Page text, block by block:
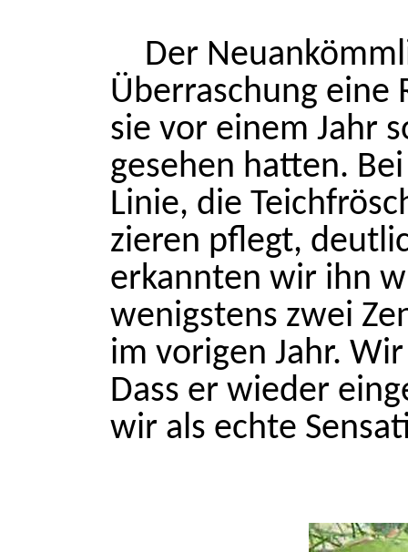
Der
Überraschung eine
sie vor einem Jahr
gesehen hatten.
Linie, die
zieren pflegt,
erkannten wir ihn
wenigstens zwei
im vorigen Jahr.
Dass er wieder
wir als echte